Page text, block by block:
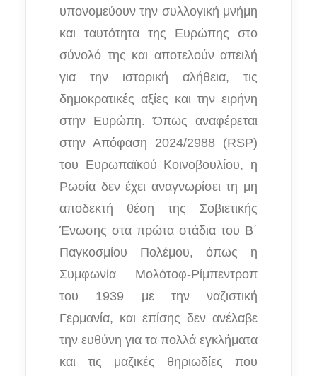
υπονομεύουν την συλλογική μνήμη
και ταυτότητα της Ευρώπης στο
σύνολό της και αποτελούν απειλή
για την ιστορική αλήθεια, τις
δημοκρατικές αξίες και την ειρήνη
στην Ευρώπη. Όπως αναφέρεται
στην Απόφαση 2024/2988 (RSP)
του Ευρωπαϊκού Κοινοβουλίου, η
Ρωσία δεν έχει αναγνωρίσει τη μη
αποδεκτή θέση της Σοβιετικής
Ένωσης στα πρώτα στάδια του Β΄
Παγκοσμίου Πολέμου, όπως η
Συμφωνία Μολότοφ-Ρίμπεντροπ
του 1939 με την ναζιστική
Γερμανία, και επίσης δεν ανέλαβε
την ευθύνη για τα πολλά εγκλήματα
και τις μαζικές θηριωδίες που